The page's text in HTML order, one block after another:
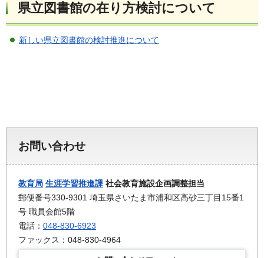
県立図書館の在り方検討について
新しい県立図書館の検討推進について
お問い合わせ
教育局 生涯学習推進課 社会教育施設企画調整担当
郵便番号330-9301 埼玉県さいたま市浦和区高砂三丁目15番1
号 職員会館5階
電話： 048-830-6923
ファックス：048-830-4964